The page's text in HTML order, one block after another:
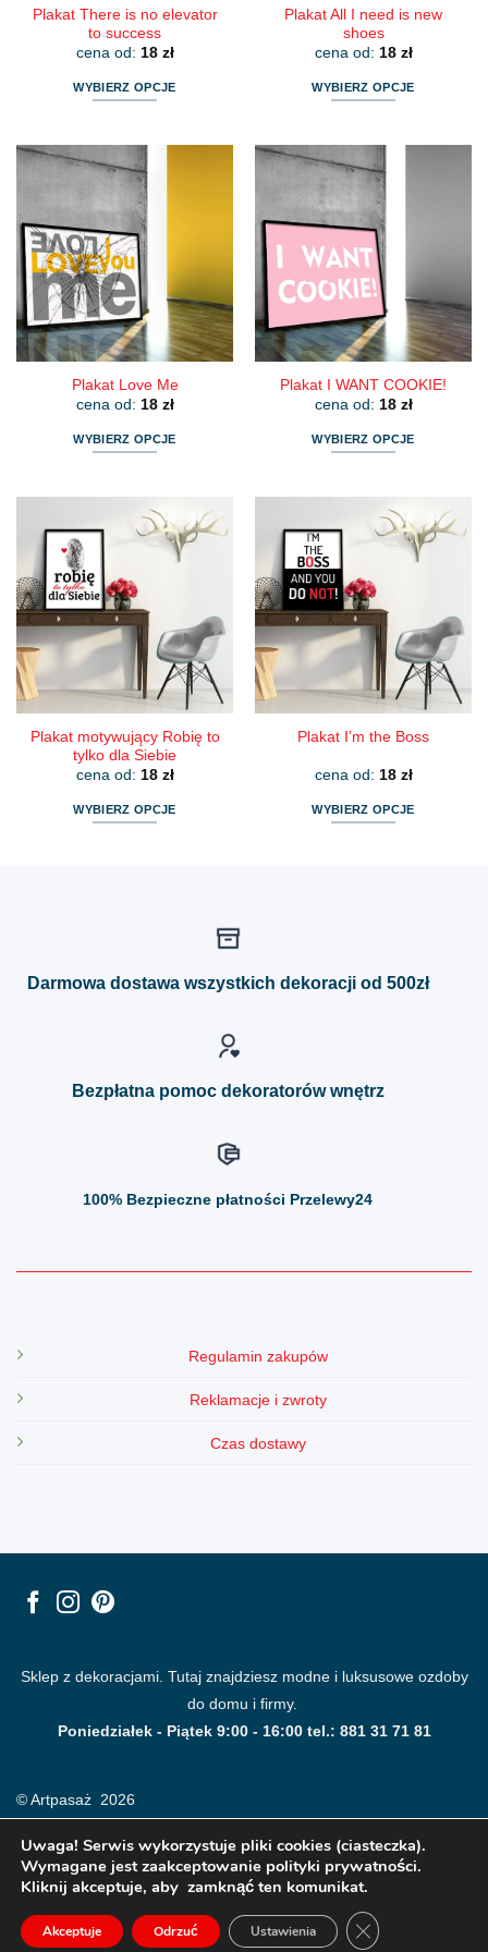
Plakat There is no elevator
to success
cena od: 18 zł
WYBIERZ OPCJE
ma
wiele
wariantów.
Opcje
można
wybrać
na
stronie
produktu
Plakat All I need is new
shoes
cena od: 18 zł
WYBIERZ OPCJE
ma
wiele
wariantów.
Opcje
można
wybrać
na
stronie
produktu
Plakat Love Me
cena od: 18 zł
WYBIERZ OPCJE
wiele
wariantów.
Opcje
można
wybrać
na
stronie
produktu
Plakat I WANT COOKIE!
cena od: 18 zł
WYBIERZ OPCJE
wiele
wariantów.
Opcje
można
wybrać
na
stronie
produktu
Plakat motywujący Robię to
tylko dla Siebie
cena od: 18 zł
WYBIERZ OPCJE
Plakat I’m the Boss
cena od: 18 zł
WYBIERZ OPCJE
Darmowa dostawa wszystkich dekoracji od 500zł
Bezpłatna pomoc dekoratorów wnętrz
100% Bezpieczne płatności Przelewy24
Regulamin zakupów
Reklamacje i zwroty
Czas dostawy
Sklep z dekoracjami. Tutaj znajdziesz modne i luksusowe ozdoby
do domu i firmy.
Poniedziałek - Piątek 9:00 - 16:00 tel.: 881 31 71 81
© Artpasaż 2026
Modne plakaty, obrazy, fototapety i dekoracje na ściany.
Uwaga! Serwis wykorzystuje pliki cookies (ciasteczka).
Wymagane jest zaakceptowanie polityki prywatności.
Kliknij akceptuje, aby zamknąć ten komunikat.
Akceptuje Odrzuć Ustawienia ZAMKNIJ